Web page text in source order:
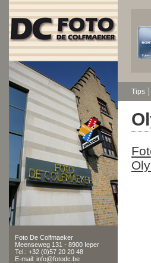
Foto De Colfmaeker
Meenseweg 131 - 8900 Ieper
Tel.: +32 (0)57 20 20 48
E-mail: info@fotodc.be
Tips